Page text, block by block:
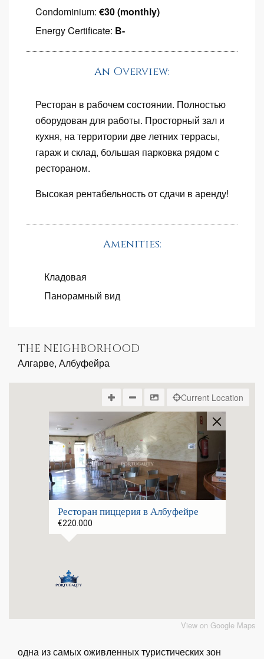
Condominium: €30 (monthly)
Energy Certificate: B-
An Overview:
Ресторан в рабочем состоянии. Полностью
оборудован для работы. Просторный зал и
кухня, на территории две летних террасы,
гараж и склад, большая парковка рядом с
рестораном.
Высокая рентабельность от сдачи в аренду!
Amenities:
Кладовая
Панорамный вид
THE NEIGHBORHOOD
Алгарве, Албуфейра
Ресторан пиццерия в Албуфейре
€220.000
Current Location
View on Google Maps
одна из самых оживленных туристических зон